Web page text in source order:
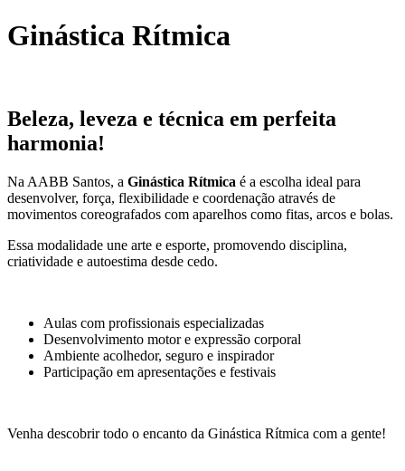
Ginástica Rítmica
Beleza, leveza e técnica em perfeita
harmonia!
Na AABB Santos, a Ginástica Rítmica é a escolha ideal para
desenvolver, força, flexibilidade e coordenação através de
movimentos coreografados com aparelhos como fitas, arcos e bolas.
Essa modalidade une arte e esporte, promovendo disciplina,
criatividade e autoestima desde cedo.
Aulas com profissionais especializadas
Desenvolvimento motor e expressão corporal
Ambiente acolhedor, seguro e inspirador
Participação em apresentações e festivais
Venha descobrir todo o encanto da Ginástica Rítmica com a gente!